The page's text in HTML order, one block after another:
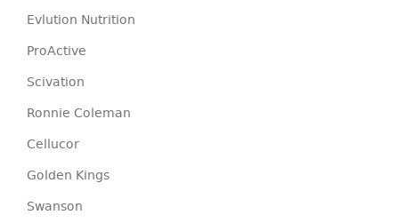
Evlution Nutrition
ProActive
Scivation
Ronnie Coleman
Cellucor
Golden Kings
Swanson